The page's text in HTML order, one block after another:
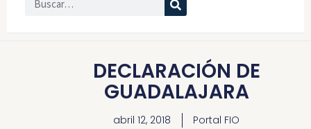
DECLARACIÓN DE
GUADALAJARA
abril 12, 2018 Portal FIO